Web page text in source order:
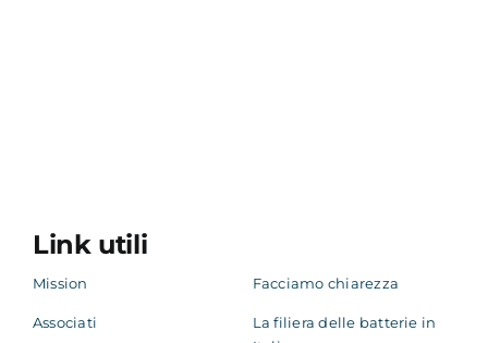
Link utili
Mission
Associati
Facciamo chiarezza
La filiera delle batterie in